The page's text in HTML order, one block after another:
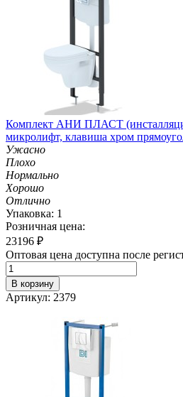
Комплект АНИ ПЛАСТ
микролифт, клавиша хром
Ужасно
Плохо
Нормально
Хорошо
Отлично
Упаковка: 1
Розничная цена:
23196 ₽
Оптовая цена доступна после
В корзину
Артикул: 2379